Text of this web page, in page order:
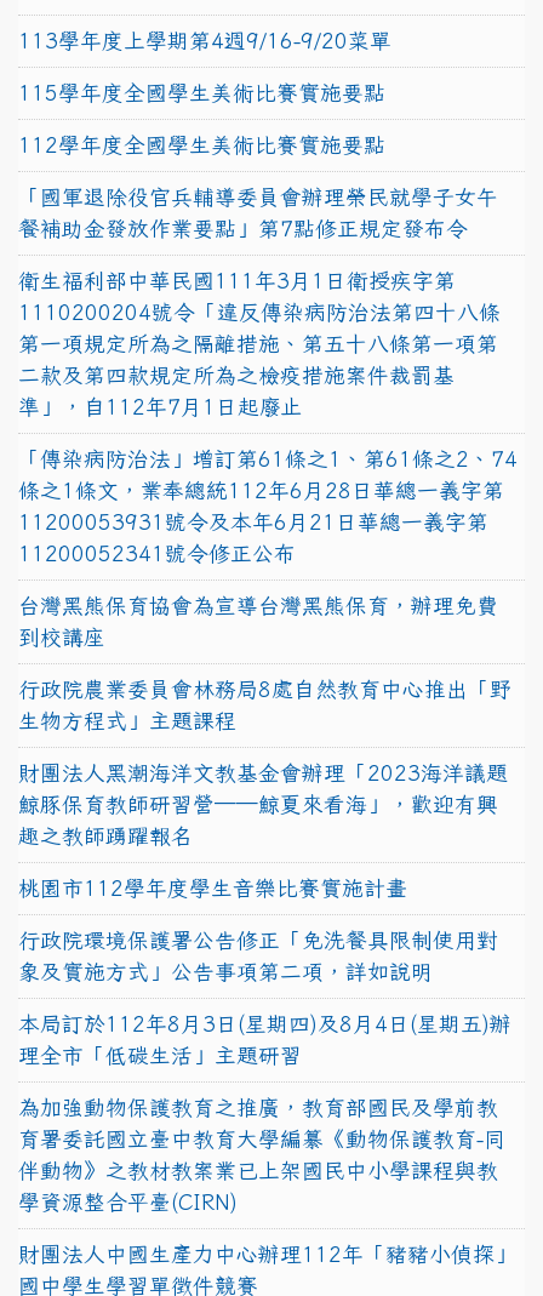
113學年度上學期第4週9/16-9/20菜單
115學年度全國學生美術比賽實施要點
112學年度全國學生美術比賽實施要點
「國軍退除役官兵輔導委員會辦理榮民就學子女午
餐補助金發放作業要點」第7點修正規定發布令
衛生福利部中華民國111年3月1日衛授疾字第
1110200204號令「違反傳染病防治法第四十八條
第一項規定所為之隔離措施、第五十八條第一項第
二款及第四款規定所為之檢疫措施案件裁罰基
準」，自112年7月1日起廢止
「傳染病防治法」增訂第61條之1、第61條之2、74
條之1條文，業奉總統112年6月28日華總一義字第
11200053931號令及本年6月21日華總一義字第
11200052341號令修正公布
台灣黑熊保育協會為宣導台灣黑熊保育，辦理免費
到校講座
行政院農業委員會林務局8處自然教育中心推出「野
生物方程式」主題課程
財團法人黑潮海洋文教基金會辦理「2023海洋議題
鯨豚保育教師研習營──鯨夏來看海」，歡迎有興
趣之教師踴躍報名
桃園市112學年度學生音樂比賽實施計畫
行政院環境保護署公告修正「免洗餐具限制使用對
象及實施方式」公告事項第二項，詳如說明
本局訂於112年8月3日(星期四)及8月4日(星期五)辦
理全市「低碳生活」主題研習
為加強動物保護教育之推廣，教育部國民及學前教
育署委託國立臺中教育大學編纂《動物保護教育-同
伴動物》之教材教案業已上架國民中小學課程與教
學資源整合平臺(CIRN)
財團法人中國生產力中心辦理112年「豬豬小偵探」
國中學生學習單徵件競賽